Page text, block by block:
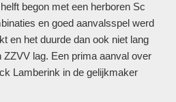
begon met een herboren Sc
en goed aanvalsspel werd
en het duurde dan ook niet lang
ZZVV lag. Een prima aanval over
Lamberink in de gelijkmaker